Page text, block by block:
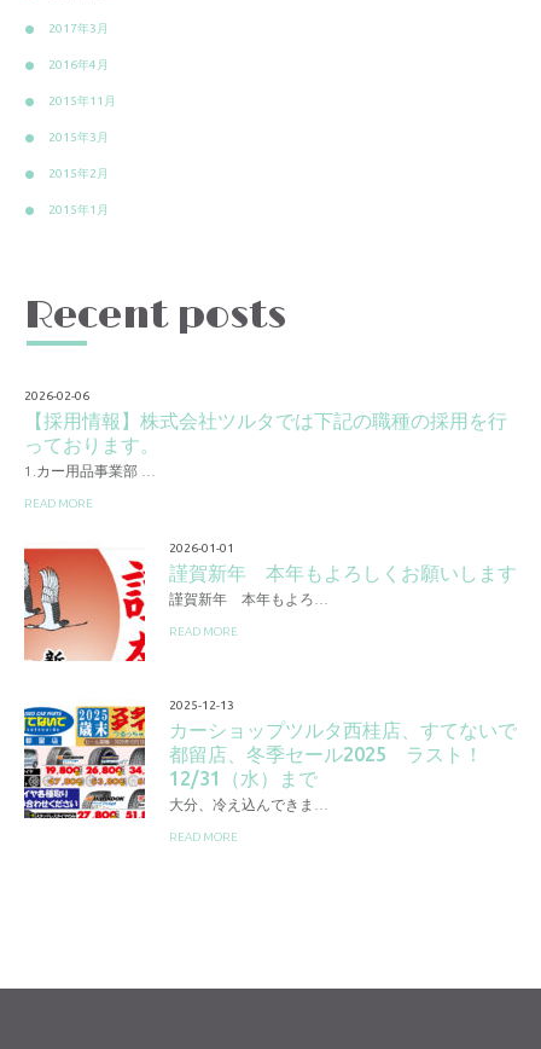
2017年3月
2016年4月
2015年11月
2015年3月
2015年2月
2015年1月
Recent posts
2026-02-06
【採用情報】株式会社ツルタでは下記の職種の採用を行
っております。
1.カー用品事業部 …
READ MORE
2026-01-01
謹賀新年 本年もよろしくお願いします
謹賀新年 本年もよろ…
READ MORE
2025-12-13
カーショップツルタ西桂店、すてないで
都留店、冬季セール2025 ラスト！
12/31（水）まで
大分、冷え込んできま…
READ MORE